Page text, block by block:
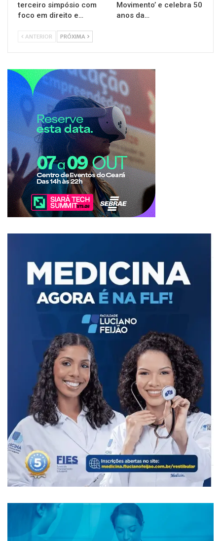
terceiro simpósio com
foco em direito e…
Movimento’ e celebra 50
anos da…
ANTERIOR PRÓXIMA